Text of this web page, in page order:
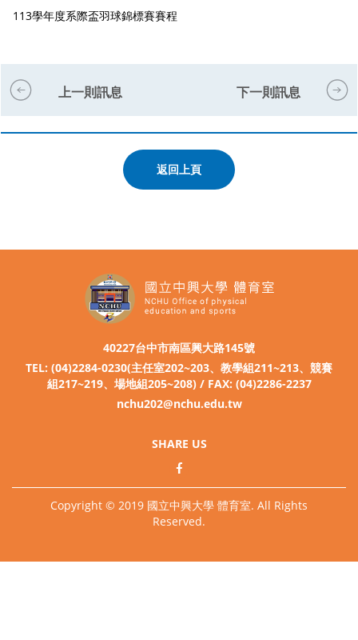
113學年度系際盃羽球錦標賽賽程
上一則訊息 下一則訊息
返回上頁
40227台中市南區興大路145號
TEL: (04)2284-0230(主任室202~203、教學組211~213、競賽
組217~219、場地組205~208) / FAX: (04)2286-2237
nchu202@nchu.edu.tw
SHARE US
Copyright © 2019 國立中興大學 體育室. All Rights
Reserved.